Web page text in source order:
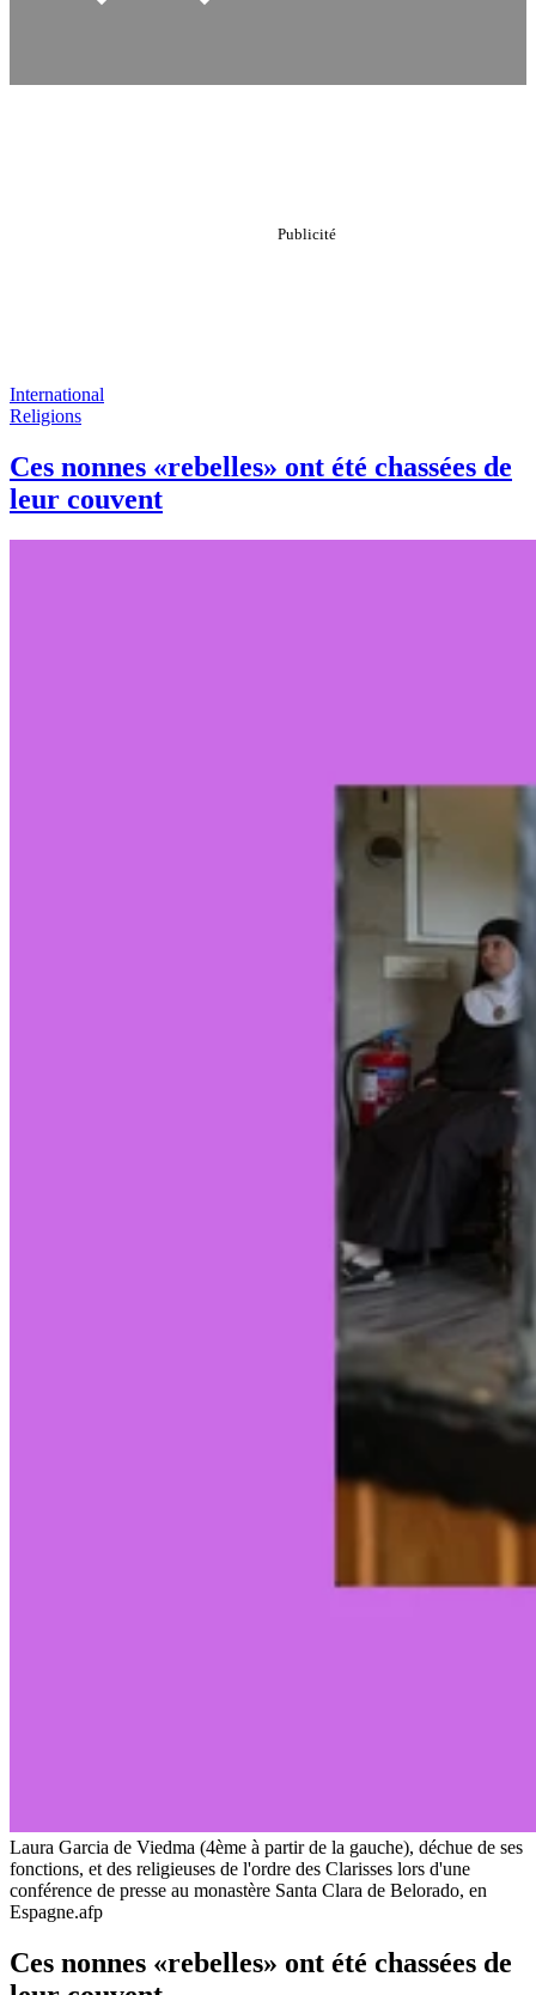
International
Religions
Ces nonnes «rebelles» ont été chassées de
leur couvent
Laura Garcia de Viedma (4ème à partir de la gauche), déchue de ses
fonctions, et des religieuses de l'ordre des Clarisses lors d'une
conférence de presse au monastère Santa Clara de Belorado, en
Espagne.afp
Ces nonnes «rebelles» ont été chassées de